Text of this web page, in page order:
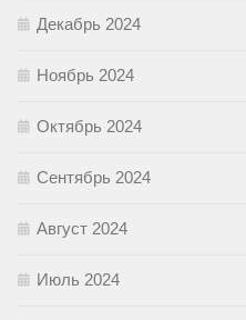
Декабрь 2024
Ноябрь 2024
Октябрь 2024
Сентябрь 2024
Август 2024
Июль 2024